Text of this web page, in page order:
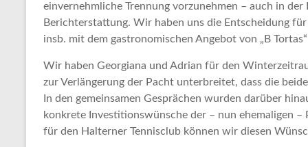
einvernehmliche Trennung vorzunehmen – auch in
Berichterstattung. Wir haben uns die Entscheidung
insb. mit dem gastronomischen Angebot von „B
Wir haben Georgiana und Adrian für den
zur Verlängerung der Pacht unterbreitet, dass die
In den gemeinsamen Gesprächen wurden darüber
konkrete Investitionswünsche der – nun ehemaligen
für den Halterner Tennisclub können wir diesen